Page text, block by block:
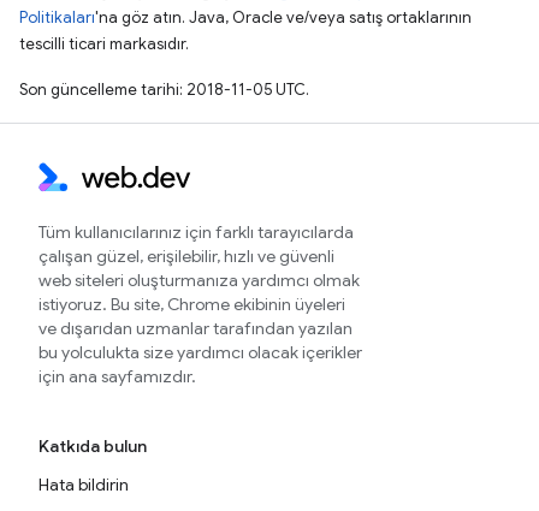
Politikaları'na göz atın. Java, Oracle ve/veya satış ortaklarının
tescilli ticari markasıdır.
Son güncelleme tarihi: 2018-11-05 UTC.
Tüm kullanıcılarınız için farklı tarayıcılarda
çalışan güzel, erişilebilir, hızlı ve güvenli
web siteleri oluşturmanıza yardımcı olmak
istiyoruz. Bu site, Chrome ekibinin üyeleri
ve dışarıdan uzmanlar tarafından yazılan
bu yolculukta size yardımcı olacak içerikler
için ana sayfamızdır.
Katkıda bulun
Hata bildirin